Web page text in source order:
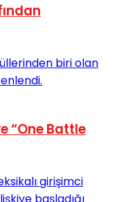
“One Battle